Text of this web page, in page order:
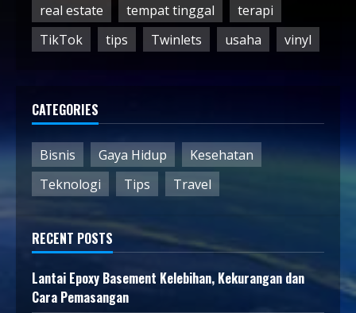
real estate
tempat tinggal
terapi
TikTok
tips Twinlets usaha vinyl
CATEGORIES
Bisnis Gaya Hidup
Kesehatan
Teknologi
Tips Travel
RECENT POSTS
Lantai Epoxy Basement Kelebihan, Kekurangan dan
Cara Pemasangan